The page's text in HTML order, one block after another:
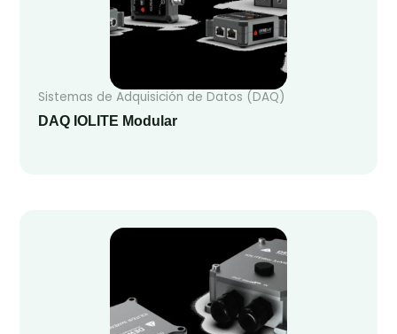
Sistemas de Adquisición de Datos (DAQ)
DAQ IOLITE Modular